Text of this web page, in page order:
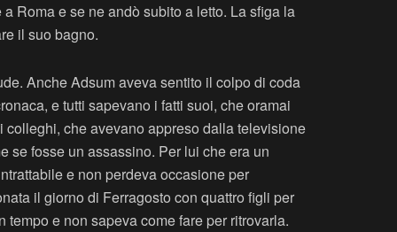
Roma e se ne andò subito a letto. La sfiga la
il suo bagno.
Anche Adsum aveva sentito il colpo di coda
e tutti sapevano i fatti suoi, che oramai
colleghi, che avevano appreso dalla televisione
se fosse un assassino. Per lui che era un
e non perdeva occasione per
il giorno di Ferragosto con quattro figli per
e non sapeva come fare per ritrovarla.